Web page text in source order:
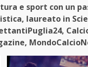
e sport con un
laureato in